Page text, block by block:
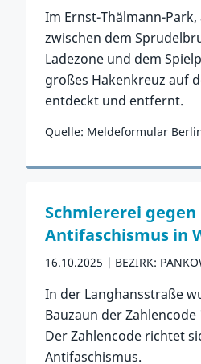
Im Ernst-Thälmann-
zwischen dem
Ladezone und dem
großes Hakenkreuz auf
entdeckt und entfernt.
Quelle: Meldeformular
Zum Vorfall
Schmiererei gegen
Antifaschismus in
16.10.2025 BEZIRK:
In der Langhansstraße
Bauzaun der
Der Zahlencode richtet
Antifaschismus.